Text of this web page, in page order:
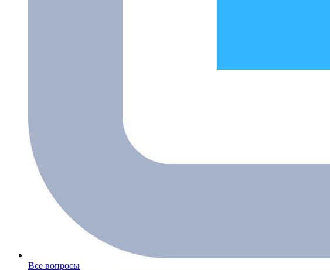
Все вопросы